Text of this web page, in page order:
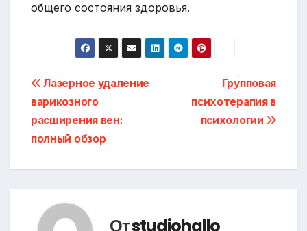
общего состояния здоровья.
Навигация
по
записям
Групповая
психотерапия в
психологии
Лазерное удаление
варикозного
расширения вен:
полный обзор
Отstudiohallo_